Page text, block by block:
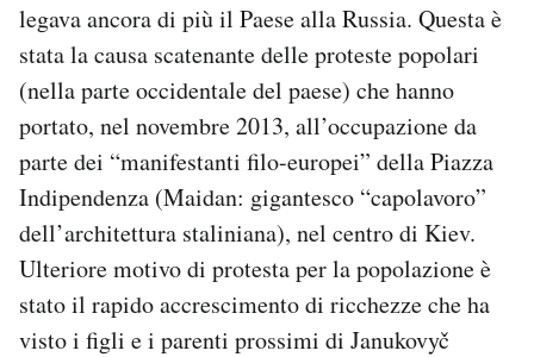
legava ancora di più il Paese alla Russia. Questa è
stata la causa scatenante delle proteste popolari
(nella parte occidentale del paese) che hanno
portato, nel novembre 2013, all’occupazione da
parte dei “manifestanti filo-europei” della Piazza
Indipendenza (Maidan: gigantesco “capolavoro”
dell’architettura staliniana), nel centro di Kiev.
Ulteriore motivo di protesta per la popolazione è
stato il rapido accrescimento di ricchezze che ha
visto i figli e i parenti prossimi di Janukovyč